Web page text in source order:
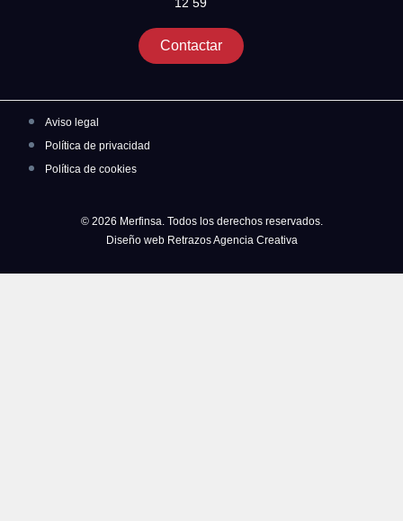
Contactar
Aviso legal
Política de privacidad
Política de cookies
© 2026 Merfinsa. Todos los derechos reservados.
Diseño web Retrazos Agencia Creativa